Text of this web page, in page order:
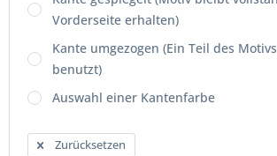
Vorderseite erhalten)
Kante umgezogen (Ein Teil des
benutzt)
Auswahl einer Kantenfarbe
Zurücksetzen